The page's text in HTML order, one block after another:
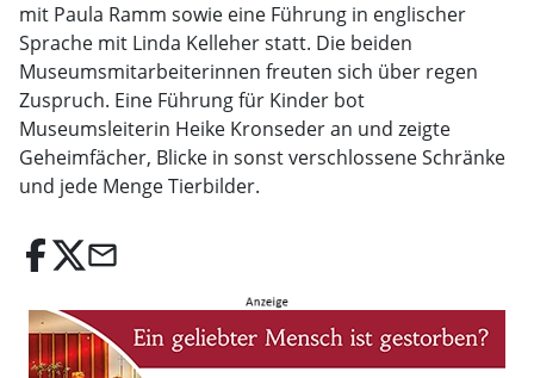
mit Paula Ramm sowie eine Führung in englischer
Sprache mit Linda Kelleher statt. Die beiden
Museumsmitarbeiterinnen freuten sich über regen
Zuspruch. Eine Führung für Kinder bot
Museumsleiterin Heike Kronseder an und zeigte
Geheimfächer, Blicke in sonst verschlossene Schränke
und jede Menge Tierbilder.
email